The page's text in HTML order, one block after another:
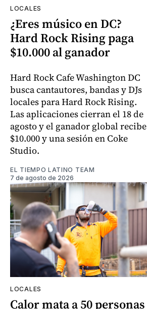
LOCALES
¿Eres músico en DC?
Hard Rock Rising paga
$10.000 al ganador
Hard Rock Cafe Washington DC
busca cantautores, bandas y DJs
locales para Hard Rock Rising.
Las aplicaciones cierran el 18 de
agosto y el ganador global recibe
$10.000 y una sesión en Coke
Studio.
EL TIEMPO LATINO TEAM
7 de agosto de 2026
LOCALES
Calor mata a 50 personas